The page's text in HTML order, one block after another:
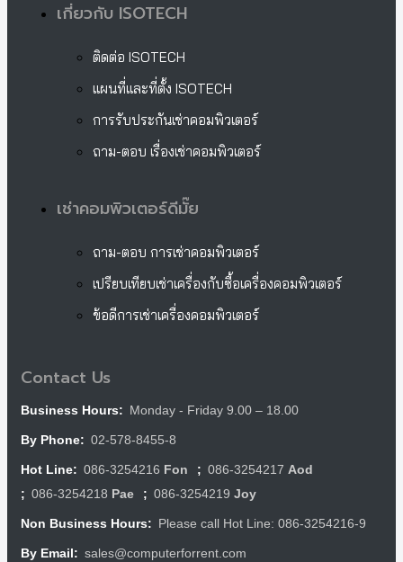
เกี่ยวกับ ISOTECH
ติดต่อ ISOTECH
แผนที่และที่ตั้ง ISOTECH
การรับประกันเช่าคอมพิวเตอร์
ถาม-ตอบ เรื่องเช่าคอมพิวเตอร์
เช่าคอมพิวเตอร์ดีมั๊ย
ถาม-ตอบ การเช่าคอมพิวเตอร์
เปรียบเทียบเช่าเครื่องกับซื้อเครื่องคอมพิวเตอร์
ข้อดีการเช่าเครื่องคอมพิวเตอร์
Contact Us
Business Hours: Monday - Friday 9.00 – 18.00
By Phone: 02-578-8455-8
Hot Line: 086-3254216 Fon ; 086-3254217 Aod
; 086-3254218 Pae ; 086-3254219 Joy
Non Business Hours: Please call Hot Line: 086-3254216-9
By Email: sales@computerforrent.com